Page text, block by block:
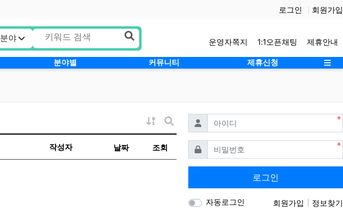
로그인 회원가입
분야 운영자쪽지 1:1오픈채팅 제휴안내
분야별 커뮤니티 제휴신청 사
게시물 정렬
게시판 검색
작성자 날짜 조회
아이디 필수
비밀번호필수
로그인
자동로그인 회원가입 정보찾기